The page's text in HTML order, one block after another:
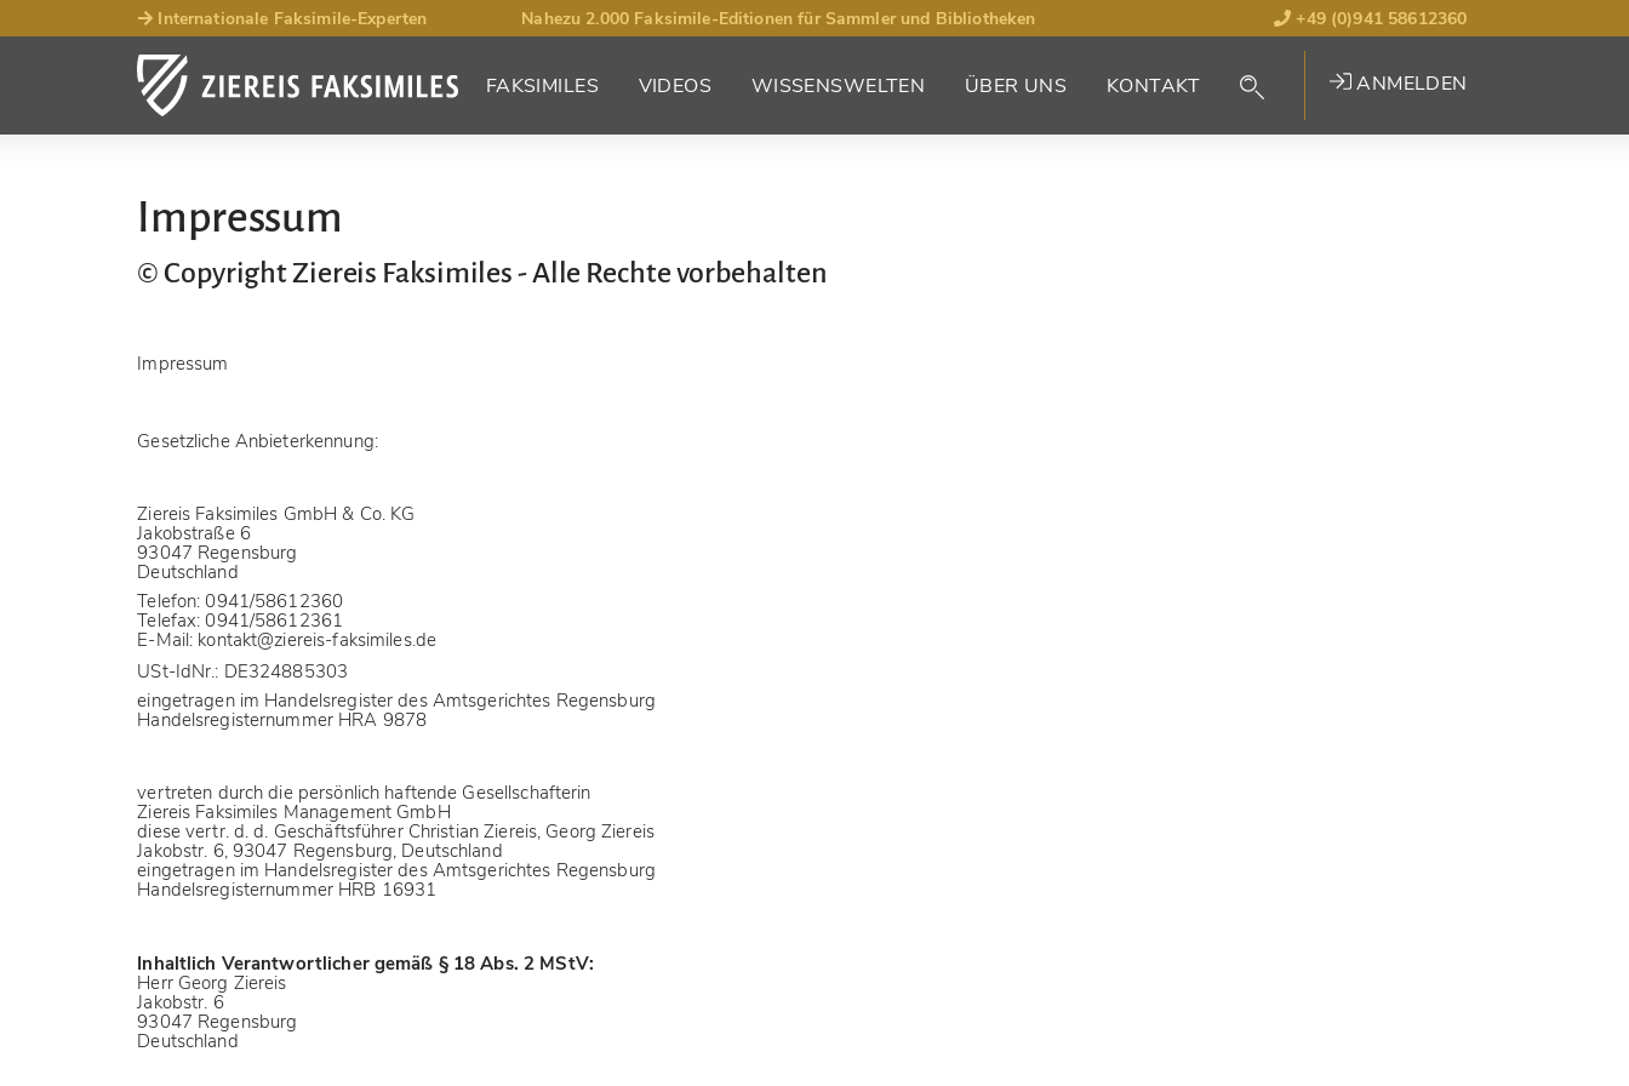
Internationale Faksimile-Experten Nahezu 2.000 Faksimile-Editionen für Sammler und Bibliotheken +49 (0)941 58612360
FAKSIMILES VIDEOS WISSENSWELTEN ÜBER UNS KONTAKT ANMELDEN
Impressum
© Copyright Ziereis Faksimiles - Alle Rechte vorbehalten
Impressum
Gesetzliche Anbieterkennung:
Ziereis Faksimiles GmbH & Co. KG
Jakobstraße 6
93047 Regensburg
Deutschland
Telefon: 0941/58612360
Telefax: 0941/58612361
E-Mail: kontakt@ziereis-faksimiles.de
USt-IdNr.: DE324885303
eingetragen im Handelsregister des Amtsgerichtes Regensburg
Handelsregisternummer HRA 9878
vertreten durch die persönlich haftende Gesellschafterin
Ziereis Faksimiles Management GmbH
diese vertr. d. d. Geschäftsführer Christian Ziereis, Georg Ziereis
Jakobstr. 6, 93047 Regensburg, Deutschland
eingetragen im Handelsregister des Amtsgerichtes Regensburg
Handelsregisternummer HRB 16931
Inhaltlich Verantwortlicher gemäß § 18 Abs. 2 MStV:
Herr Georg Ziereis
Jakobstr. 6
93047 Regensburg
Deutschland